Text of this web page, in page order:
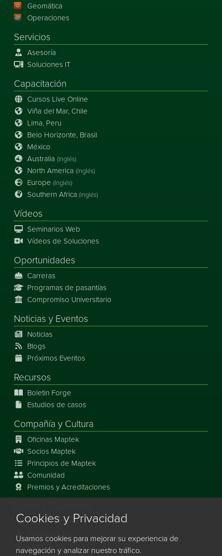
Geomática
Operaciones
Servicios
Asesoría
Soluciones IT
Capacitación
Cursos Live Online
Viña del Mar, Chile
Lima, Peru
Belo Horizonte, Brasil
México
Australia (Inglés)
North America (Inglés)
Europe (Inglés)
Southern Africa (Inglés)
Vídeos
Seminarios Web
Vídeos de Soluciones
Oportunidades
Carreras
Programas de pasantías
Compromiso Universitario
Noticias y Eventos
Noticias
Blogs
Próximos Eventos
Recursos
Boletin Forge
Estudios de casos
Compañía y Cultura
Oficinas Maptek
Socios Maptek
Principios de Maptek
Comunidad
Premios y Acreditaciones
Nuestra Historia
Nuestro Futuro
Colaboración
Cookies y Privacidad
Usamos cookies para mejorar su experiencia de
navegación y analizar nuestro tráfico.